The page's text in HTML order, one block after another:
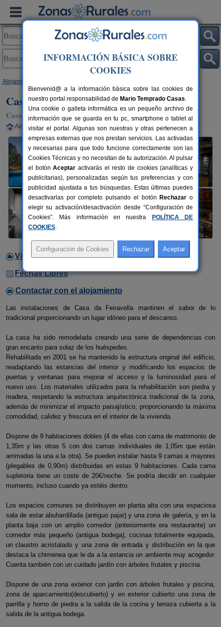
Alojamientos
Casa da Feiravella
Casa Rural en Entrimo (Ourense)
Alquiler completo 24+6 plazas 75 km de Ourense
Video
Fechas Libres
Contactar con el alojamiento
Las instalaciones de Casa da Feiravella mantinen el sabor de lo
tradicional proporcionando un lugar idóneo para el descanso.
La casa ha sido remodelada creando una serie de dependencias con
gran encanto para solaz de los huéspedes.
Rehabilitada en 2001 se ha mantenido la estructura original del edificio,
readaptando las estancias del interior y modificando los espacios de
puertas y ventanas para mejorar el acceso y la luminosidad para el
nuevo uso. Los materiales utilizados para la rehabilitación son piedra y
madera, respetando la estructura arquitectónica tradicional de la zona,
además de minimizar el impacto paisajístico, proporcionando la máxima
comodidad, calidez y frescura en el interior de la vivienda.
Dispone de 9 habitaciones dobles (4 de ellas con cama de matrimonio de
1,35m y las otras 5 con dos camas individuales de 1,05m que están
arrimadas la una a la otra). Se pueden instalar hasta 9 camas a mayores
(plegables de 0,90m) distribuidas en estas 9 habitaciones. Cada cama
supletoria tiene un coste de 20€/noche. Se podría decidir en cualquier
momento, incluso cuando ya estéis dentro.
Los espacios comunes se distribuyen en planta alta con una espaciosa
sala de estar abuhardillada (antiguo pajar) y una zona de galería, y en la
planta baja con un amplio comedor (anteriormente era restaurante) un
comedor más pequeño (antigua bodega), cocinaa totalmente equipada,
un claustro acristalado y una zona de entrada y distribución en la que
destaca la chimenea que le da a la estancia un ambiente muy acogedor.
Cuenta también con un cuidado jardín con árboles frutales y piscina.
Dispone de una zona exterior con jardin con árboles frutales y piscina,
zona de aparcamiento(descubierto) y en exterior cubierto una zona de
parrilla y horno de piedra a la salida de la cocina y terraza cubierta a la
salida de la antigua bodega.
INFORMACIÓN BÁSICA SOBRE
COOKIES
Bienvenid@ a la información básica sobre las cookies de
nuestro portal responsabilidad de Mario Temprado Casas.
Una cookie o galleta informática es un pequeño archivo de
información que se guarda en tu pc, smartphone o tablet al
visitar el portal. Algunas son nuestras y otras pertenecen a
empresas externas que nos prestan servicios. Las activadas
y necesarias para que todo funcione correctamente son las
Cookies Técnicas y no necesitan de tu autorización. Al pulsar
el botónAceptar activarás el resto de cookies (analíticas y
publicitarias), personalizadas según tus preferencias y con
publicidad ajustada a tus búsquedas. Estas últimas puedes
desactivarlas por completo pulsando el botón Rechazar o
elegir su activación/desactivación desde “Configuración de
Cookies”. Más información en nuestra
POLÍTICA DE
COOKIES.